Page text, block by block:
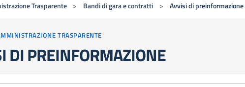
Trasparente > Bandi di gara e contratti > Avvisi di preinformazione
TRASPARENTE
DI PREINFORMAZIONE